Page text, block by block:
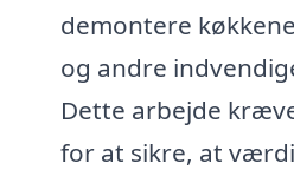
demontere
og andre
Dette arbejde
for at sikre, at